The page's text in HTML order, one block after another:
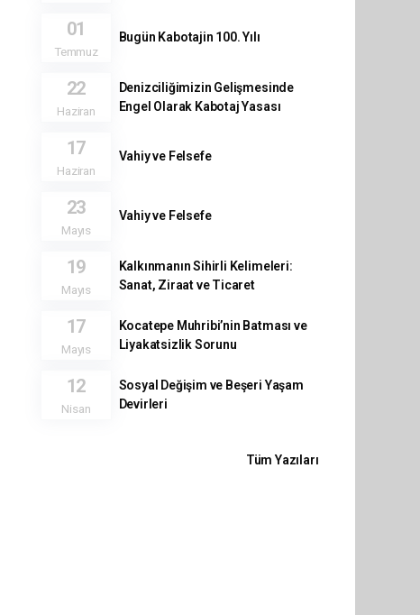
01
Temmuz
Bugün Kabotajin 100. Yılı
22
Haziran
Denizciliğimizin Gelişmesinde
Engel Olarak Kabotaj Yasası
17
Haziran
Vahiy ve Felsefe
23
Mayıs
Vahiy ve Felsefe
19
Mayıs
Kalkınmanın Sihirli Kelimeleri:
Sanat, Ziraat ve Ticaret
17
Mayıs
Kocatepe Muhribi’nin Batması ve
Liyakatsizlik Sorunu
12
Nisan
Sosyal Değişim ve Beşeri Yaşam
Devirleri
Tüm Yazıları